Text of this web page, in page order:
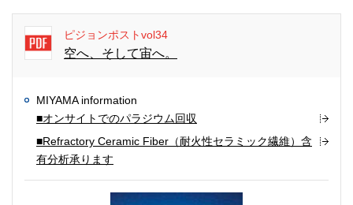
ピジョンポストvol34
空へ、そして宙へ。
MIYAMA information
■オンサイトでのパラジウム回収
■Refractory Ceramic Fiber（耐火性セラミック繊維）含
有分析承ります